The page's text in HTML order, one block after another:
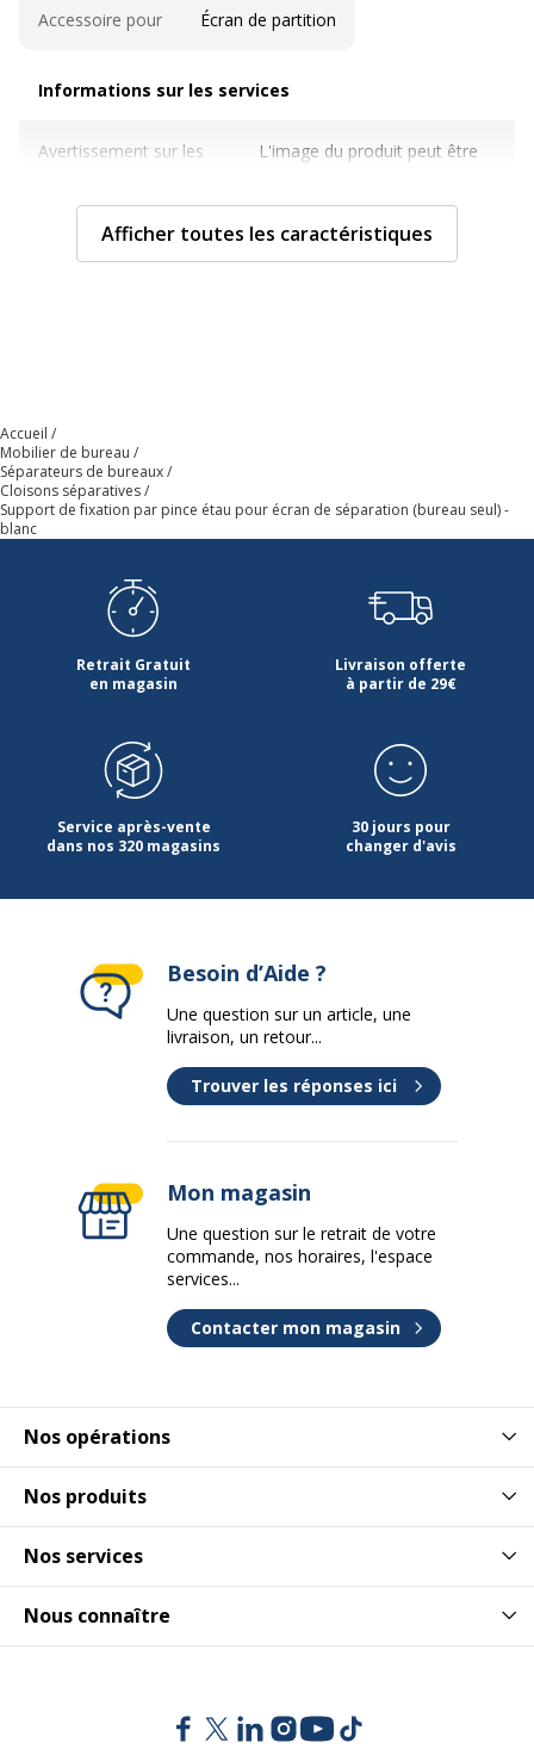
Accessoire pour Écran de partition
Informations sur les services
Avertissement sur les
L'image du produit peut être
Caractéristiques techniques
Caractéristiques techniques
Catégorie de couleur
Quantité incluse
Données d'identification
Données d'identification
Code barre maitre 3253310545908
Afficher toutes les caractéristiques
Accueil
Mobilier de bureau
Séparateurs de bureaux
Cloisons séparatives
Support de fixation par pince étau pour écran de séparation (bureau seul) -
blanc
Retrait Gratuit
en magasin
Livraison offerte
à partir de 29€
Service après-vente
dans nos 320 magasins
30 jours pour
changer d'avis
Nos opérations
Nos produits
Nos services
Nous connaître
Besoin d’Aide ?
Une question sur un article, une
livraison, un retour...
Trouver les réponses ici
Mon magasin
Une question sur le retrait de votre
commande, nos horaires, l'espace
services...
Contacter mon magasin